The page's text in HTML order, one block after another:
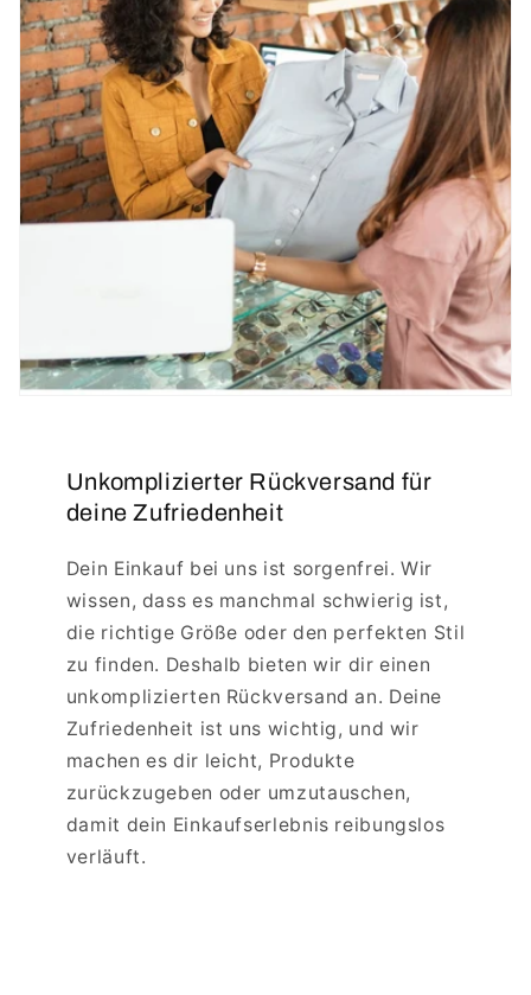
Unkomplizierter Rückversand für
deine Zufriedenheit
Dein Einkauf bei uns ist sorgenfrei. Wir
wissen, dass es manchmal schwierig ist,
die richtige Größe oder den perfekten Stil
zu finden. Deshalb bieten wir dir einen
unkomplizierten Rückversand an. Deine
Zufriedenheit ist uns wichtig, und wir
machen es dir leicht, Produkte
zurückzugeben oder umzutauschen,
damit dein Einkaufserlebnis reibungslos
verläuft.